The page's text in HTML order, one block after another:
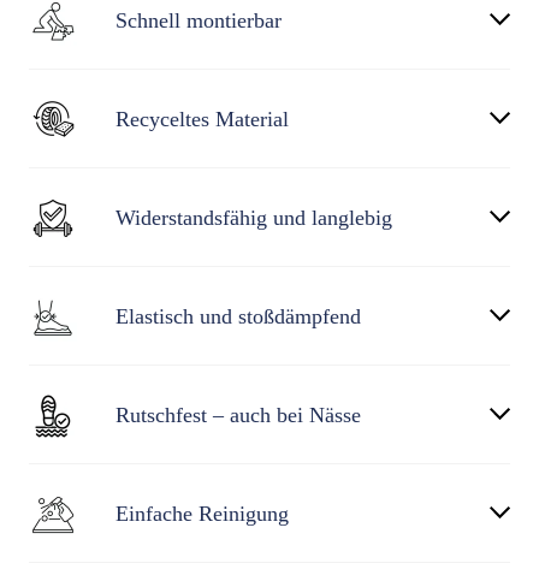
Schnell montierbar
Recyceltes Material
Widerstandsfähig und langlebig
Elastisch und stoßdämpfend
Rutschfest – auch bei Nässe
Einfache Reinigung